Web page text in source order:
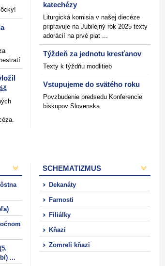
katechézy
Liturgická komisia v našej diecéze
pripravuje na Jubilejný rok 2025 texty
adorácií na prvé piat ...
Týždeň za jednotu kresťanov
Texty k týždňu modlitieb
Vstupujeme do svätého roku
Povzbudenie predsedu Konferencie
biskupov Slovenska
...
SCHEMATIZMUS
Dekanáty
Farnosti
Filiálky
Kňazi
Zomrelí kňazi